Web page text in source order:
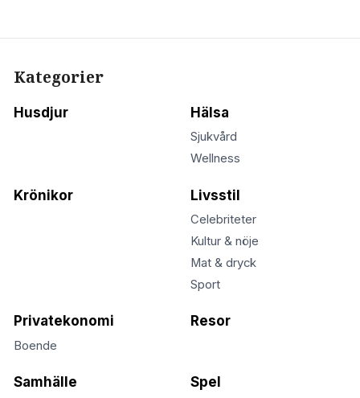
Kategorier
Husdjur Hälsa
Sjukvård
Wellness
Krönikor Livsstil
Celebriteter
Kultur & nöje
Mat & dryck
Sport
Privatekonomi
Boende
Resor
Samhälle Spel